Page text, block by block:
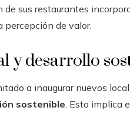
sus restaurantes
percepción de valor.
y desarrollo
a inaugurar nuevos
sostenible. Esto implica